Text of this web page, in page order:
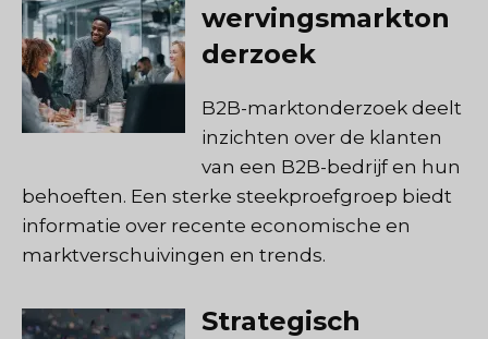
wervingsmarkton
derzoek
B2B-marktonderzoek deelt
inzichten over de klanten
van een B2B-bedrijf en hun
behoeften. Een sterke steekproefgroep biedt
informatie over recente economische en
marktverschuivingen en trends.
Strategisch